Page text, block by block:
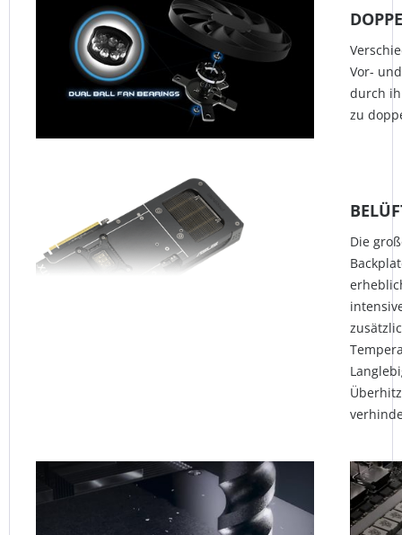
Vor-
durch
zu
Die